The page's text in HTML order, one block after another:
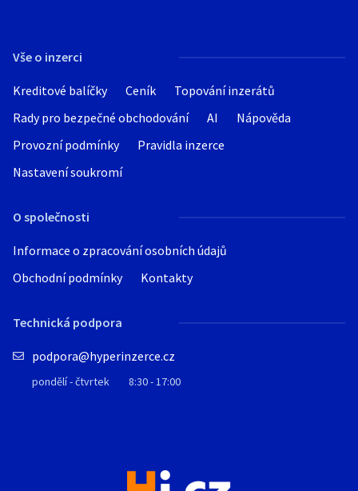
Vše o inzerci
Kreditové balíčky Ceník
Topování inzerátů
Rady pro bezpečné obchodování
AI
Nápověda
Provozní podmínky
Pravidla inzerce
Nastavení soukromí
O společnosti
Informace o zpracování osobních údajů
Obchodní podmínky
Kontakty
Technická podpora
podpora@hyperinzerce.cz
pondělí - čtvrtek 8:30 - 17:00